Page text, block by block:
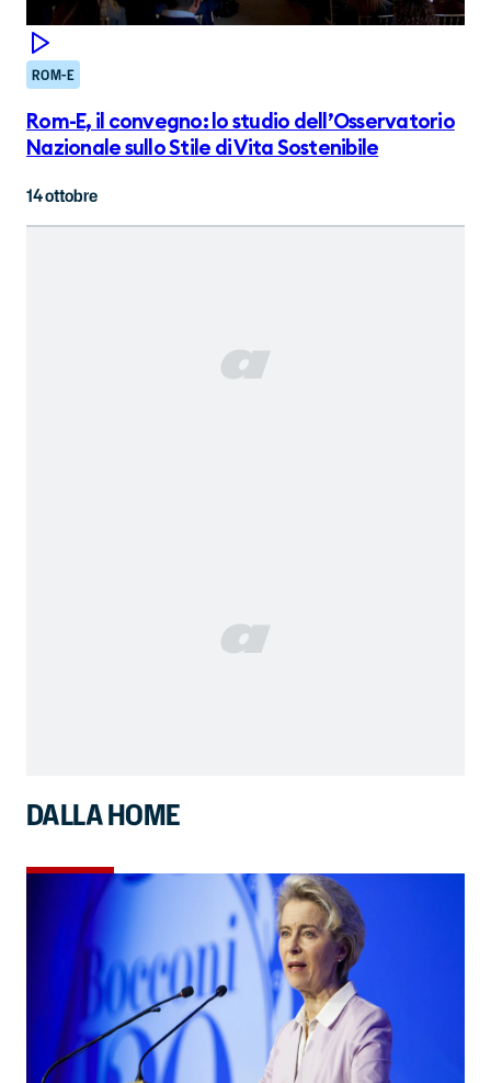
ROM-E
Rom-E, il convegno: lo studio dell’Osservatorio
Nazionale sullo Stile di Vita Sostenibile
14 ottobre
DALLA HOME